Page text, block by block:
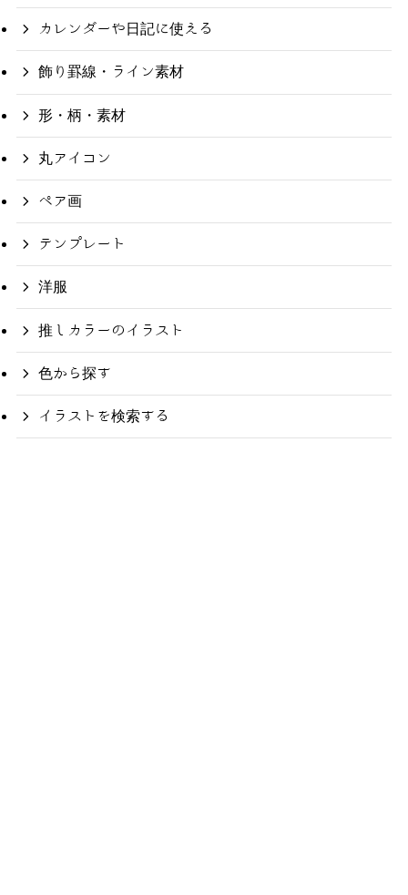
カレンダーや日記に使える
飾り罫線・ライン素材
形・柄・素材
丸アイコン
ペア画
テンプレート
洋服
推しカラーのイラスト
色から探す
イラストを検索する